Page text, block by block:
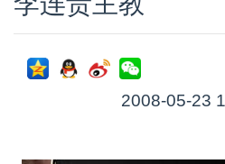
2008-05-23